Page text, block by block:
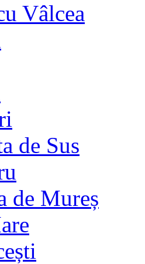
Vâlcea
de Sus
de Mureș